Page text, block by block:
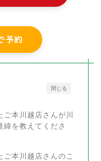
予約
閉じる
本川越店さんが川
緯を教えてくださ
ご本川越店さんのこ